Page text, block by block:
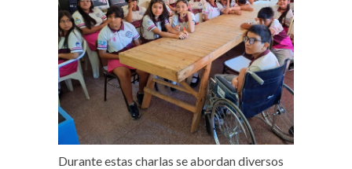
Durante estas charlas se abordan diversos